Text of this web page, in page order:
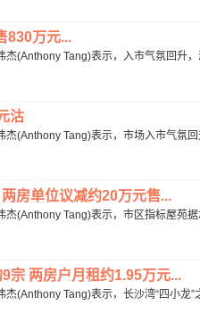
830万元...
(Anthony Tang)表示，入市气氛回升
沽
(Anthony Tang)表示，市场入市气氛
房单位议减约20万元售...
(Anthony Tang)表示，市区指标屋苑
宗 两房户月租约1.95万元...
(Anthony Tang)表示，长沙湾“四小龙